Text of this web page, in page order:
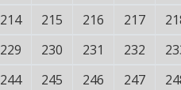
214 215 216 217
229 230 231 232
244 245 246 247